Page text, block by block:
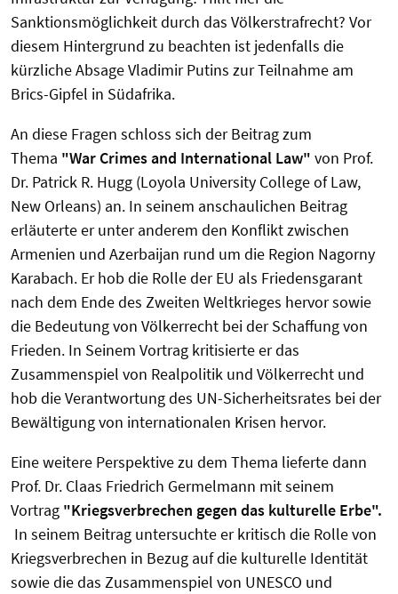
Sanktionsmöglichkeit durch das Völkerstrafrecht? Vor
diesem Hintergrund zu beachten ist jedenfalls die
kürzliche Absage Vladimir Putins zur Teilnahme am
Brics-Gipfel in Südafrika.
An diese Fragen schloss sich der Beitrag zum
Thema "War Crimes and International Law" von Prof.
Dr. Patrick R. Hugg (Loyola University College of Law,
New Orleans) an. In seinem anschaulichen Beitrag
erläuterte er unter anderem den Konflikt zwischen
Armenien und Azerbaijan rund um die Region Nagorny
Karabach. Er hob die Rolle der EU als Friedensgarant
nach dem Ende des Zweiten Weltkrieges hervor sowie
die Bedeutung von Völkerrecht bei der Schaffung von
Frieden. In Seinem Vortrag kritisierte er das
Zusammenspiel von Realpolitik und Völkerrecht und
hob die Verantwortung des UN-Sicherheitsrates bei der
Bewältigung von internationalen Krisen hervor.
Eine weitere Perspektive zu dem Thema lieferte dann
Prof. Dr. Claas Friedrich Germelmann mit seinem
Vortrag "Kriegsverbrechen gegen das kulturelle Erbe".
In seinem Beitrag untersuchte er kritisch die Rolle von
Kriegsverbrechen in Bezug auf die kulturelle Identität
sowie die das Zusammenspiel von UNESCO und